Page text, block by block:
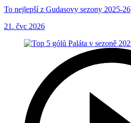
To nejlepší z Gudasovy sezony 2025-26
21. čvc 2026